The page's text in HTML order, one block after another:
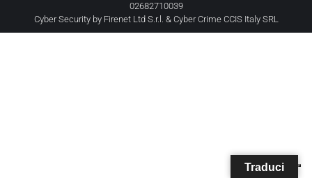
02682710039
Cyber Security by Firenet Ltd S.r.l. & Cyber Crime CCIS Italy SRL
Traduci